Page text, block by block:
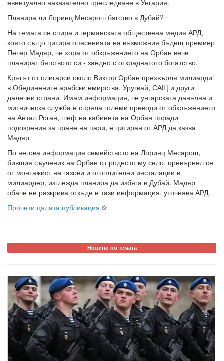
евентуално наказателно преследване в Унгария.
Планира ли Лоринц Месарош бягство в Дубай?
На темата се спира и германската обществена медия АРД,
която също цитира опасенията на възможния бъдещ премиер
Петер Мадяр, че хора от обкръжението на Орбан вече
планират бягството си - заедно с откраднатото богатство.
Кръгът от олигарси около Виктор Орбан прехвърля милиарди
в Обединените арабски емирства, Уругвай, САЩ и други
далечни страни. Имам информация, че унгарската данъчна и
митническа служба е спряла големи преводи от обкръжението
на Антал Роган, шеф на кабинета на Орбан поради
подозрения за пране на пари, е цитиран от АРД да казва
Мадяр.
По негова информация семейството на Лоринц Месарош,
бившия съученик на Орбан от родното му село, превърнел се
от монтажист на газови и отоплителни инсталации в
милиардер, изглежда планира да избяга в Дубай. Мадяр
обаче не разкрива откъде е тази информация, уточнява АРД.
Прочети цялата публикация
Новини по темата